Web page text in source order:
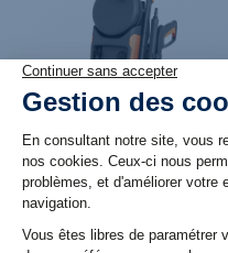
Produit en stock. Livraison 48H
Nettoyeur à haute pression
Husqvarna PW 240